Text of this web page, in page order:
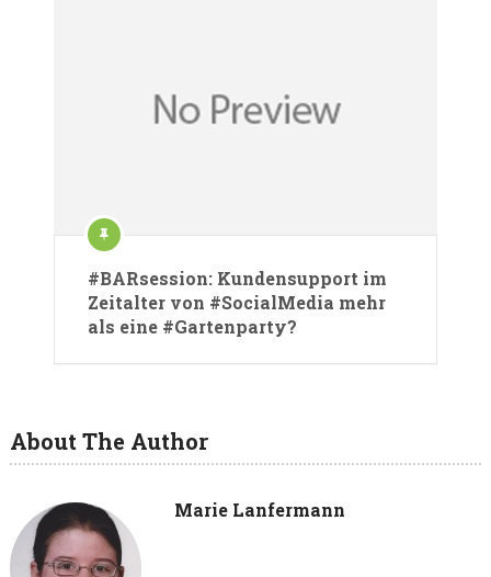
#BARsession: Kundensupport im
Zeitalter von #SocialMedia mehr
als eine #Gartenparty?
About The Author
Marie Lanfermann